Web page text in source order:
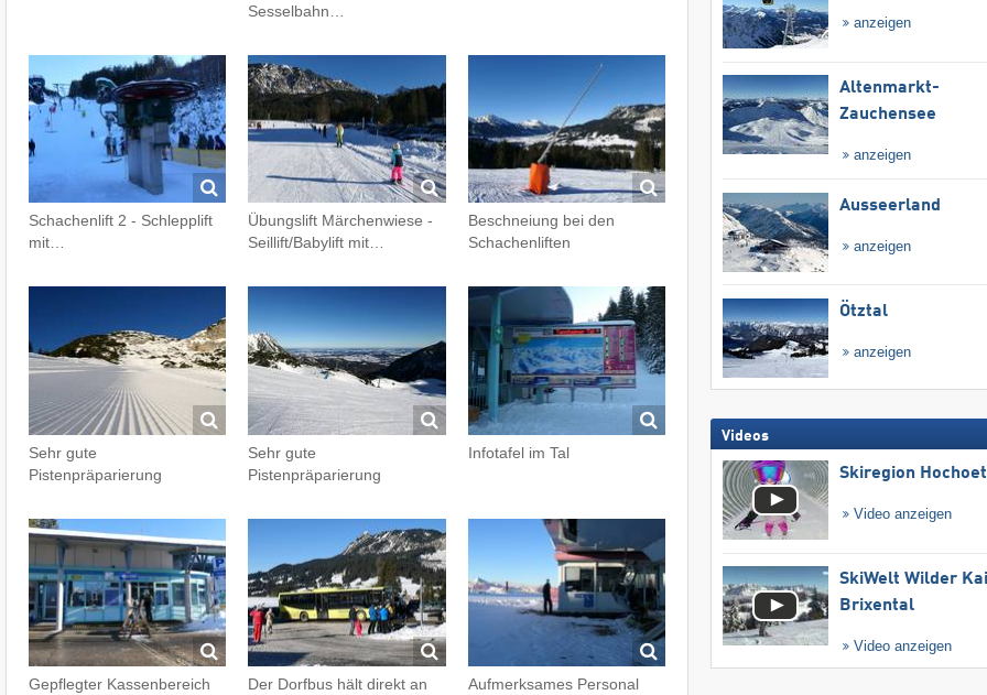
Sesselbahn…
Schachenlift 2 - Schlepplift
mit…
Übungslift Märchenwiese -
Seillift/Babylift mit…
Beschneiung bei den
Schachenliften
Sehr gute
Pistenpräparierung
Sehr gute
Pistenpräparierung
Infotafel im Tal
Gepflegter Kassenbereich
Der Dorfbus hält direkt an
Aufmerksames Personal
anzeigen
Altenmarkt-
Zauchensee
anzeigen
Ausseerland
anzeigen
Ötztal
anzeigen
Videos
Skiregion
Video anzeigen
SkiWelt Wilder
Brixental
Video anzeigen